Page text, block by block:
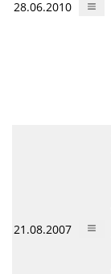
28.06.2010
21.08.2007